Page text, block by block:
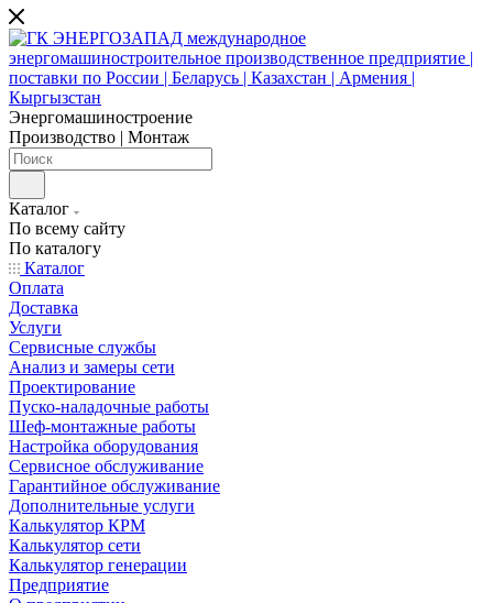
Энергомашиностроение
Производство | Монтаж
Каталог
По всему сайту
По каталогу
Каталог
Оплата
Доставка
Услуги
Сервисные службы
Анализ и замеры сети
Проектирование
Пуско-наладочные работы
Шеф-монтажные работы
Настройка оборудования
Сервисное обслуживание
Гарантийное обслуживание
Дополнительные услуги
Калькулятор КРМ
Калькулятор сети
Калькулятор генерации
Предприятие